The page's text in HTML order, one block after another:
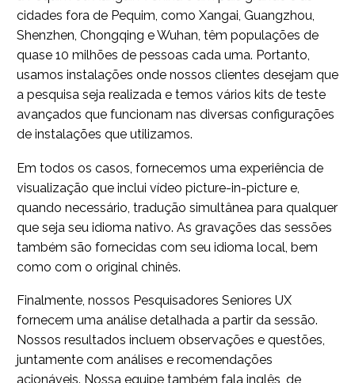
cidades fora de Pequim, como Xangai, Guangzhou,
Shenzhen, Chongqing e Wuhan, têm populações de
quase 10 milhões de pessoas cada uma. Portanto,
usamos instalações onde nossos clientes desejam que
a pesquisa seja realizada e temos vários kits de teste
avançados que funcionam nas diversas configurações
de instalações que utilizamos.
Em todos os casos, fornecemos uma experiência de
visualização que inclui vídeo picture-in-picture e,
quando necessário, tradução simultânea para qualquer
que seja seu idioma nativo. As gravações das sessões
também são fornecidas com seu idioma local, bem
como com o original chinês.
Finalmente, nossos Pesquisadores Seniores UX
fornecem uma análise detalhada a partir da sessão.
Nossos resultados incluem observações e questões,
juntamente com análises e recomendações
acionáveis. Nossa equipe também fala inglês, de